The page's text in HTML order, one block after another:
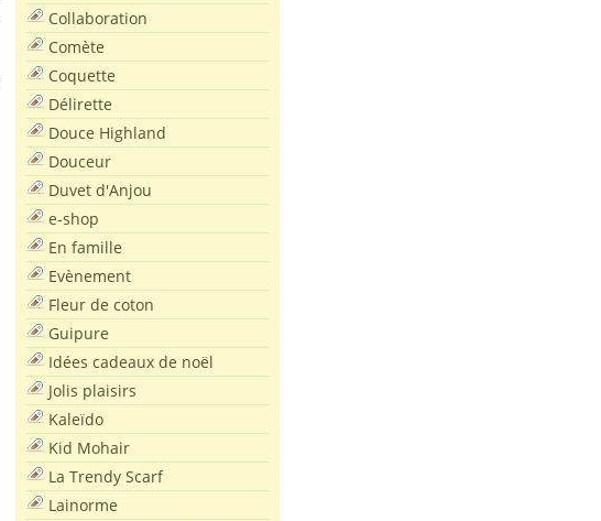
Collaboration
Comète
Coquette
Délirette
Douce Highland
Douceur
Duvet d'Anjou
e-shop
En famille
Evènement
Fleur de coton
Guipure
Idées cadeaux de noël
Jolis plaisirs
Kaleïdo
Kid Mohair
La Trendy Scarf
Lainorme